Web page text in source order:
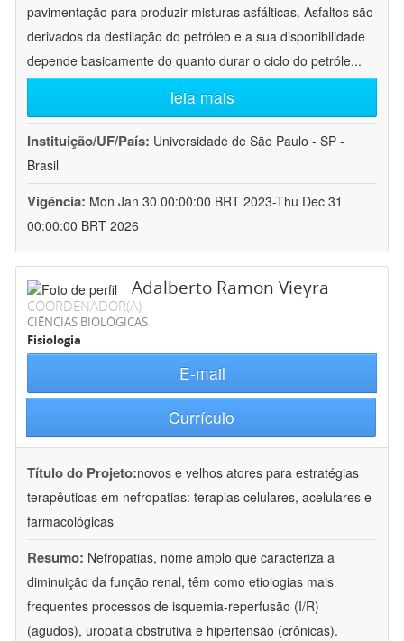
pavimentação para produzir misturas asfálticas. Asfaltos são
derivados da destilação do petróleo e a sua disponibilidade
depende basicamente do quanto durar o ciclo do petróle...
leia mais
Instituição/UF/País: Universidade de São Paulo - SP -
Brasil
Vigência: Mon Jan 30 00:00:00 BRT 2023-Thu Dec 31
00:00:00 BRT 2026
Adalberto Ramon Vieyra
COORDENADOR(A)
CIÊNCIAS BIOLÓGICAS
Fisiologia
E-mail
Currículo
Título do Projeto:novos e velhos atores para estratégias
terapêuticas em nefropatias: terapias celulares, acelulares e
farmacológicas
Resumo: Nefropatias, nome amplo que caracteriza a
diminuição da função renal, têm como etiologias mais
frequentes processos de isquemia-reperfusão (I/R)
(agudos), uropatia obstrutiva e hipertensão (crônicas).